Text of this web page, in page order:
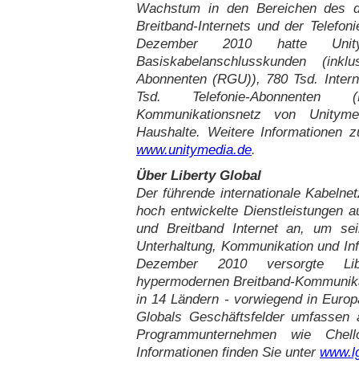
Wachstum in den Bereichen des
Breitband-Internets und der
Dezember 2010 hatte
Basiskabelanschlusskunden
Abonnenten (RGU)), 780 Tsd.
Tsd. Telefonie-
Kommunikationsnetz von
Haushalte. Weitere Informationen
www.unitymedia.de.
Über Liberty Global
Der führende internationale
hoch entwickelte Dienstleistungen
und Breitband Internet an, um
Unterhaltung, Kommunikation und
Dezember 2010 versorgte
hypermodernen Breitband-
in 14 Ländern - vorwiegend in
Globals Geschäftsfelder umfassen
Programmunternehmen wie
Informationen finden Sie unter